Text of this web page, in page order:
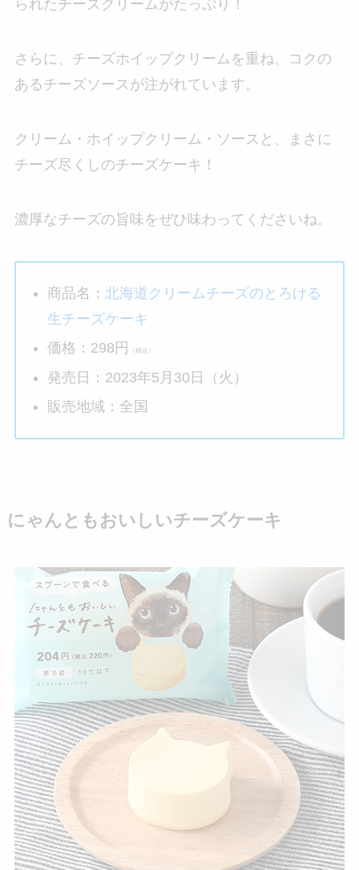
られたチーズクリームがたっぷり！
さらに、チーズホイップクリームを重ね、コクの
あるチーズソースが注がれています。
クリーム・ホイップクリーム・ソースと、まさに
チーズ尽くしのチーズケーキ！
濃厚なチーズの旨味をぜひ味わってくださいね。
商品名： 北海道クリームチーズのとろける
生チーズケーキ
価格：298円
（税込）
発売日：2023年5月30日（火）
販売地域：全国
にゃんともおいしいチーズケーキ